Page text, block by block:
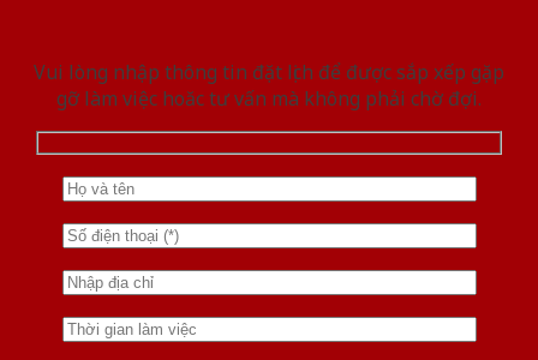
Vui lòng nhập thông tin đặt lịch để được sắp xếp gặp
gỡ làm việc hoăc tư vấn mà không phải chờ đợi.